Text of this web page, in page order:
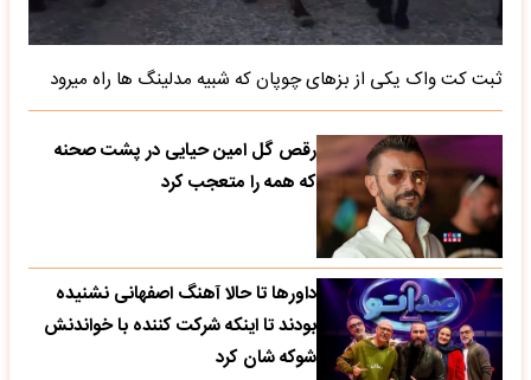
ثبت کت واک یکی از بزهای چوپان که شبیه مدلینگ ها راه میرود
رقص گل امین حیایی در پشت صحنه
که همه را متعجب کرد
داورها تا حالا آهنگ اصفهانی نشنیده
بودند تا اینکه شرکت کننده با خواندنش
شوکه شان کرد